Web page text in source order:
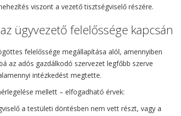
viszont a vezető tisztségviselő részére.
ügyvezető felelőssége kapcsán
felelőssége megállapítása alól, amennyiben
az adós gazdálkodó szervezet legfőbb szerve
intézkedést megtette.
mellett – elfogadható érvek:
a testületi döntésben nem vett részt, vagy a